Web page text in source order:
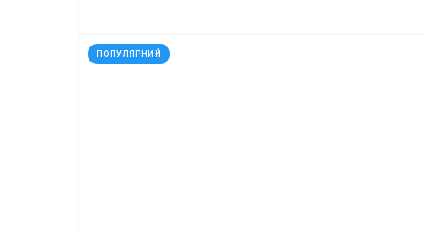
ПОПУЛЯРНИЙ
код: 927364